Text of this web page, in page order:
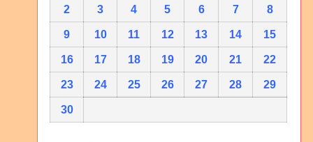
2 3 4 5 6 7 8
9 10 11 12 13 14 15
16 17 18 19 20 21 22
23 24 25 26 27 28 29
30